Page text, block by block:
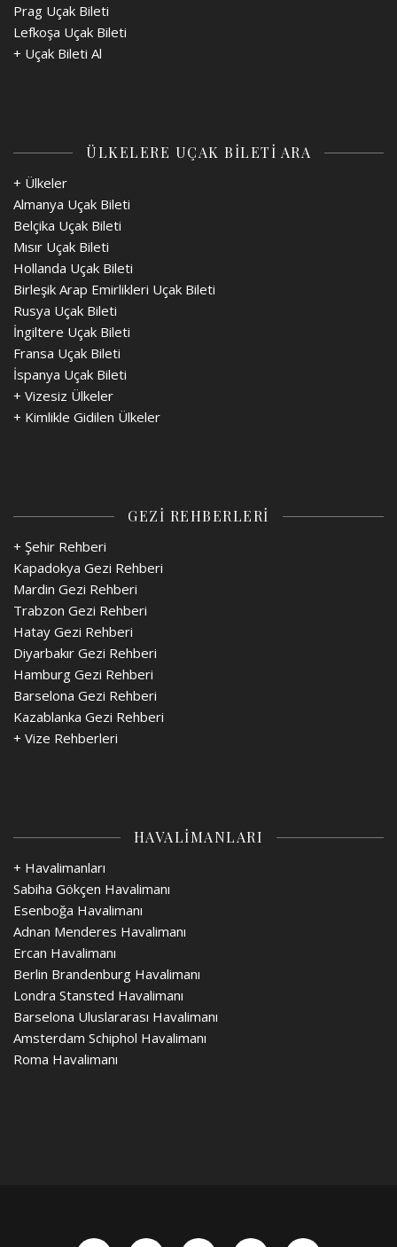
Prag Uçak Bileti
Lefkoşa Uçak Bileti
+ Uçak Bileti Al
ÜLKELERE UÇAK BİLETİ ARA
+ Ülkeler
Almanya Uçak Bileti
Belçika Uçak Bileti
Mısır Uçak Bileti
Hollanda Uçak Bileti
Birleşik Arap Emirlikleri Uçak Bileti
Rusya Uçak Bileti
İngiltere Uçak Bileti
Fransa Uçak Bileti
İspanya Uçak Bileti
+ Vizesiz Ülkeler
+ Kimlikle Gidilen Ülkeler
GEZİ REHBERLERİ
+ Şehir Rehberi
Kapadokya Gezi Rehberi
Mardin Gezi Rehberi
Trabzon Gezi Rehberi
Hatay Gezi Rehberi
Diyarbakır Gezi Rehberi
Hamburg Gezi Rehberi
Barselona Gezi Rehberi
Kazablanka Gezi Rehberi
+ Vize Rehberleri
HAVALİMANLARI
+ Havalimanları
Sabiha Gökçen Havalimanı
Esenboğa Havalimanı
Adnan Menderes Havalimanı
Ercan Havalimanı
Berlin Brandenburg Havalimanı
Londra Stansted Havalimanı
Barselona Uluslararası Havalimanı
Amsterdam Schiphol Havalimanı
Roma Havalimanı